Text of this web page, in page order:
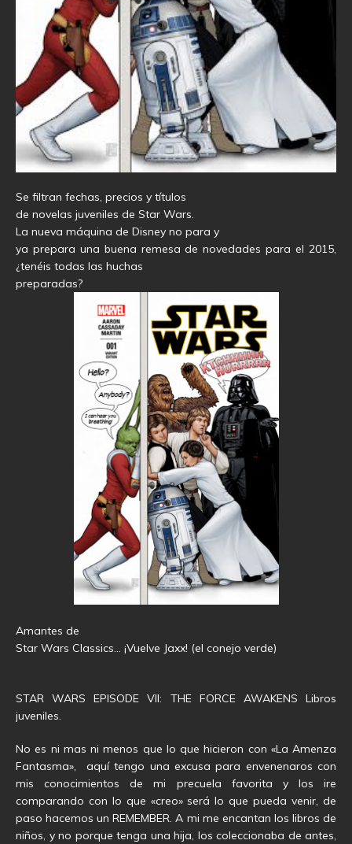
Se filtran fechas, precios y títulos
de novelas juveniles de Star Wars.
La nueva máquina de Disney no para y
ya prepara una buena remesa de novedades para el 2015,
¿tenéis todas las huchas
preparadas?
Amantes de
Star Wars Classics… ¡Vuelve Jaxx! (el conejo verde)
STAR WARS EPISODE VII: THE FORCE AWAKENS Libros
juveniles.
No es ni mas ni menos que lo que hicieron con «La Amenza
Fantasma», aquí tengo una excusa para envenenaros con
mis conocimientos de mi precuela favorita y los ire
comparando con lo que «creo» será lo que pueda venir, de
paso hacemos un REMEMBER. A mi me encantan los libros de
niños, y no porque tenga una hija, los coleccionaba de antes,